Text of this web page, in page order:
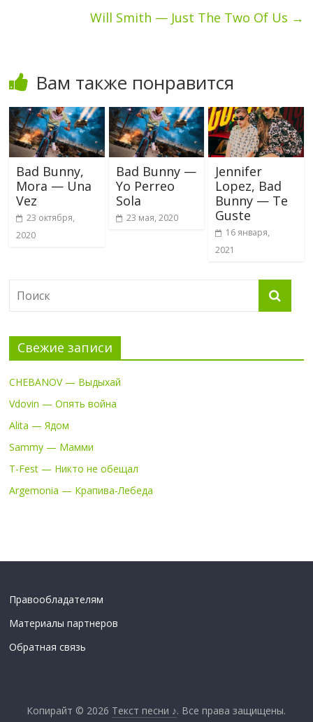
Will Smith — Just The Two Of Us →
Вам также понравится
Bad Bunny,
Mora — Una
Vez
23 октября,
2020
Bad Bunny —
Yo Perreo
Sola
23 мая, 2020
Jennifer
Lopez, Bad
Bunny — Te
Guste
16 января,
2021
Свежие записи
CHEBANOV — Выдыхай
Vdovin — Опять война
Alita — Ядом
Sammy — Мамми
T-Fest — Никто не обещал
Argemonia — Крапива-Лебеда
Правообладателям
Материалы партнеров
Обратная связь
Копирайт © 2026 Текст песни ♪. Все права защищены.